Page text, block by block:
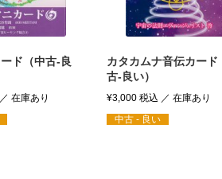
ド（中古-良
カタカムナ音伝カード
古-良い）
¥3,000税込
中古 - 良い